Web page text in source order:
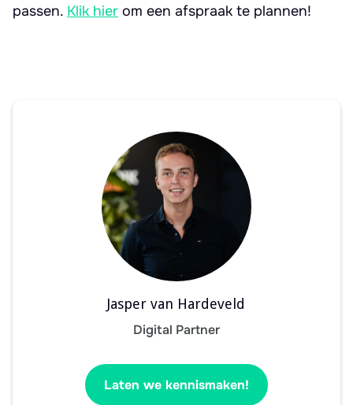
passen. Klik hier om een afspraak te plannen!
Jasper van Hardeveld
Digital Partner
Laten we kennismaken!